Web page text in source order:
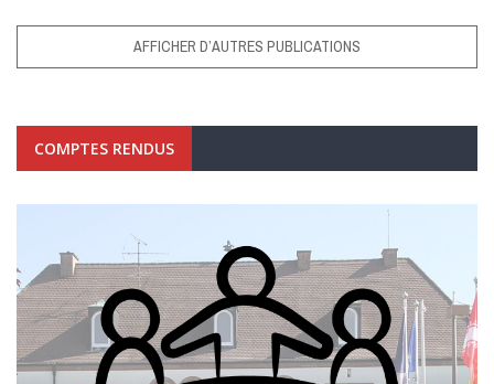
AFFICHER D’AUTRES PUBLICATIONS
COMPTES RENDUS